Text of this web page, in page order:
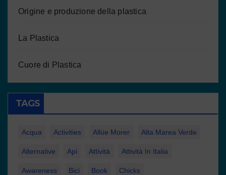
Origine e produzione della plastica
La Plastica
Cuore di Plastica
TAGS
Acqua Activities Allúe Morer Alta Marea Verde
Alternative Api Attività Attività In Italia
Awareness Bici Book Chicks